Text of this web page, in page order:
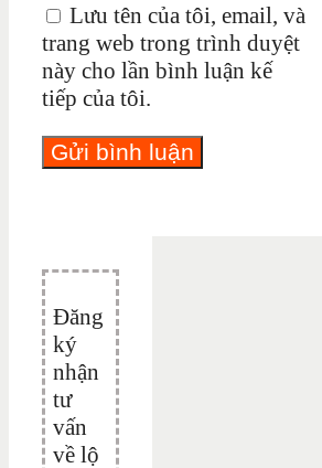
Lưu tên của tôi, email, và
trang web trong trình duyệt
này cho lần bình luận kế
tiếp của tôi.
Đăng
ký
nhận
tư
vấn
về lộ